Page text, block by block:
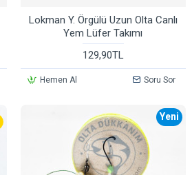
Lokman Y. Örgülü Uzun Olta Canlı
Yem Lüfer Takımı
129,90TL
Hemen Al Soru Sor
Yeni